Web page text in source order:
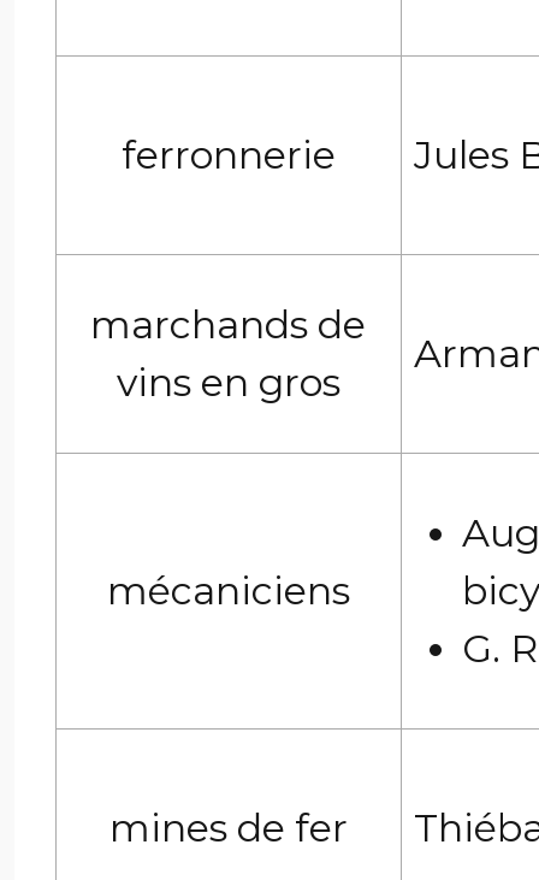
ferronnerie Jules
marchands de
vins en gros
mécaniciens
G.
mines de fer